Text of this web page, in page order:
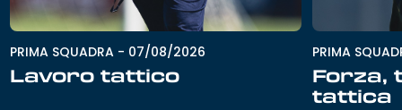
PRIMA SQUADRA - 07/08/2026
Lavoro tattico
PRIMA
Forza,
tattica